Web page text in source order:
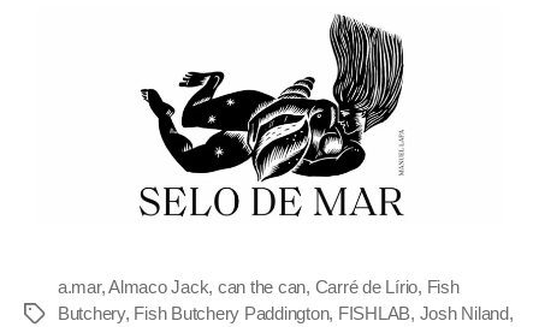
a.mar,Almaco Jack, can the can, Carré de Lírio, Fish
Butchery, Fish Butchery Paddington, FISHLAB, Josh Niland,